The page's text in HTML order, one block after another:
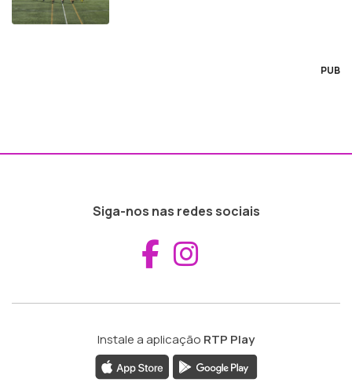
PUB
Siga-nos nas redes sociais
Aceder ao
Instale a aplicação RTP Play